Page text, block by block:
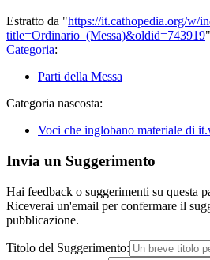
Estratto da "https://it.cathopedia.org/w/
title=Ordinario_(Messa)&oldid=743919"
Categoria:
Parti della Messa
Categoria nascosta:
Voci che inglobano materiale di
Invia un Suggerimento
Hai feedback o suggerimenti su questa
Riceverai un'email per confermare il
pubblicazione.
Titolo del Suggerimento: